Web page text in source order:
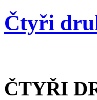
Čtyři
ČTYŘI